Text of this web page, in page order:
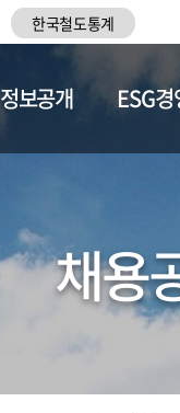
한국철도통계
정보공개 ESG경
채용